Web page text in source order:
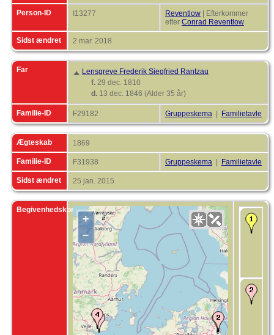
Person-ID I13277 Reventlow | Efterkommer
efter Conrad Reventlow
Sidst ændret 2 mar. 2018
Far
Lensgreve Frederik Siegfried Rantzau
f. 29 dec. 1810
d. 13 dec. 1846 (Alder 35 år)
Familie-ID F29182 Gruppeskema Familietavle
Ægteskab 1869
Familie-ID F31938 Gruppeskema Familietavle
Sidst ændret 25 jan. 2015
Begivenhedskort
+
–